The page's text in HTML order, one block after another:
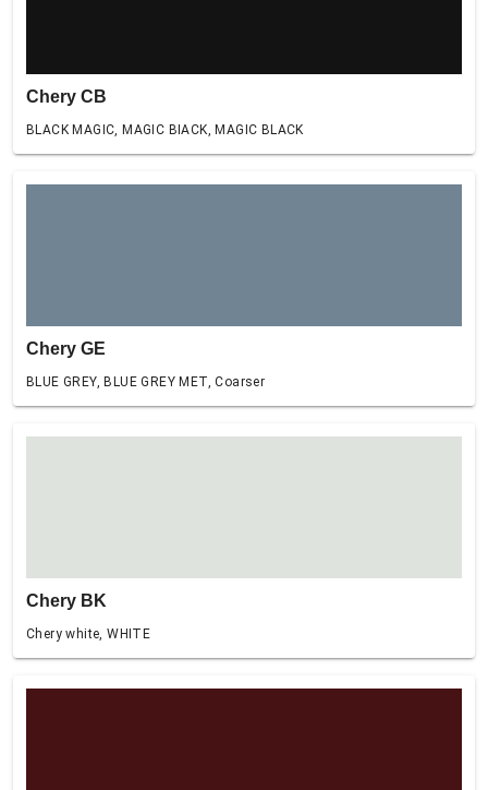
Chery CB
BLACK MAGIC, MAGIC BIACK, MAGIC BLACK
Chery GE
BLUE GREY, BLUE GREY MET, Coarser
Chery BK
Chery white, WHITE